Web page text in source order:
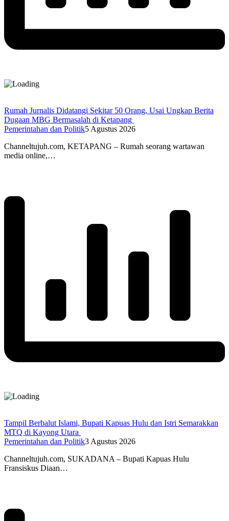
Rumah Jurnalis Didatangi Sekitar 50 Orang, Usai Ungkap Berita
Dugaan MBG Bermasalah di Ketapang
Pemerintahan dan Politik5 Agustus 2026
Channeltujuh.com, KETAPANG – Rumah seorang wartawan
media online,…
Tampil Berbalut Islami, Bupati Kapuas Hulu dan Istri Semarakkan
MTQ di Kayong Utara
Pemerintahan dan Politik3 Agustus 2026
Channeltujuh.com, SUKADANA – Bupati Kapuas Hulu
Fransiskus Diaan…